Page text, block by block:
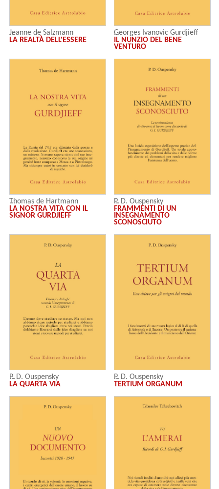
Jeanne de Salzmann
LA REALTÀ DELL'ESSERE
Georges Ivanovic Gurdjieff
IL NUNZIO DEL BENE
VENTURO
Thomas de Hartmann
LA NOSTRA VITA CON IL
SIGNOR GURDJIEFF
P. D. Ouspensky
FRAMMENTI DI UN
INSEGNAMENTO
SCONOSCIUTO
P. D. Ouspensky
LA QUARTA VIA
P. D. Ouspensky
TERTIUM ORGANUM